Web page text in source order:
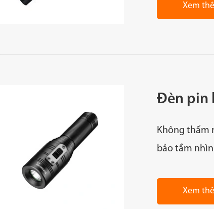
Xem
Đèn pin
Không thấm
bảo tầm
Xem